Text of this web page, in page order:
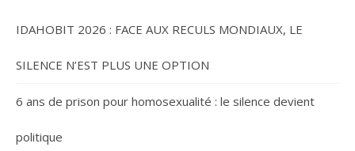
IDAHOBIT 2026 : FACE AUX RECULS MONDIAUX, LE
SILENCE N’EST PLUS UNE OPTION
6 ans de prison pour homosexualité : le silence devient
politique